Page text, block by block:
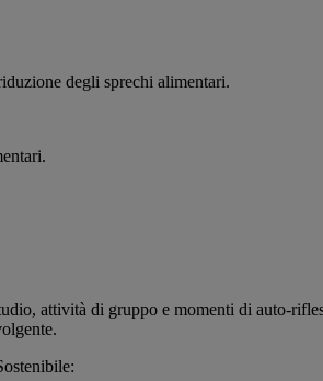
degli sprechi alimentari.
attività di gruppo e momenti di auto-